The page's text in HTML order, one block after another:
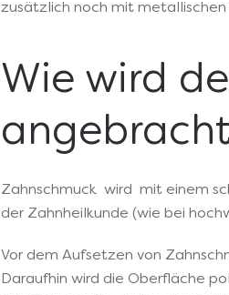
zusätzlich noch mit metallischen
Wie wird
Zahnschmuck wird mit einem
der Zahnheilkunde (wie bei
Vor dem Aufsetzen von
Daraufhin wird die Oberfläche